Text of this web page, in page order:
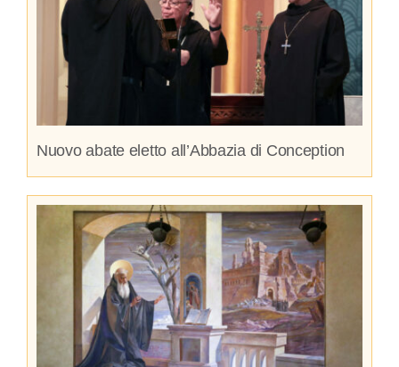
Nuovo abate eletto all’Abbazia di Conception